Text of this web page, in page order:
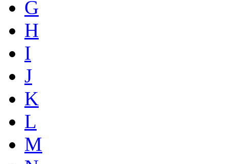
G
H
I
J
K
L
M